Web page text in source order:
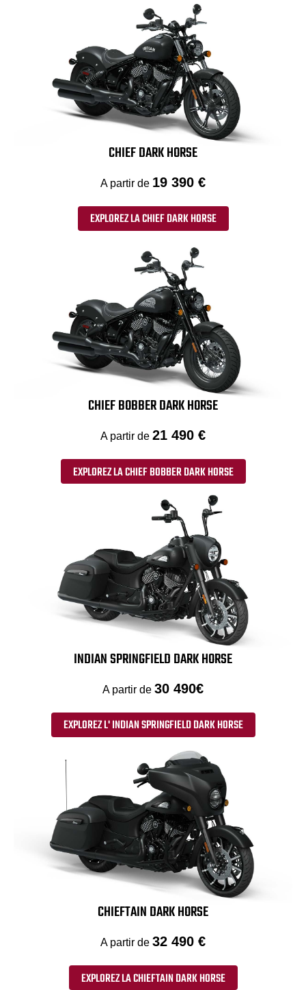
CHIEF DARK HORSE
A partir de 19 390 €
EXPLOREZ LA CHIEF DARK HORSE
CHIEF BOBBER DARK HORSE
A partir de 21 490 €
EXPLOREZ LA CHIEF BOBBER DARK HORSE
INDIAN SPRINGFIELD DARK HORSE
A partir de 30 490€
EXPLOREZ L' INDIAN SPRINGFIELD DARK HORSE
CHIEFTAIN DARK HORSE
A partir de 32 490 €
EXPLOREZ LA CHIEFTAIN DARK HORSE